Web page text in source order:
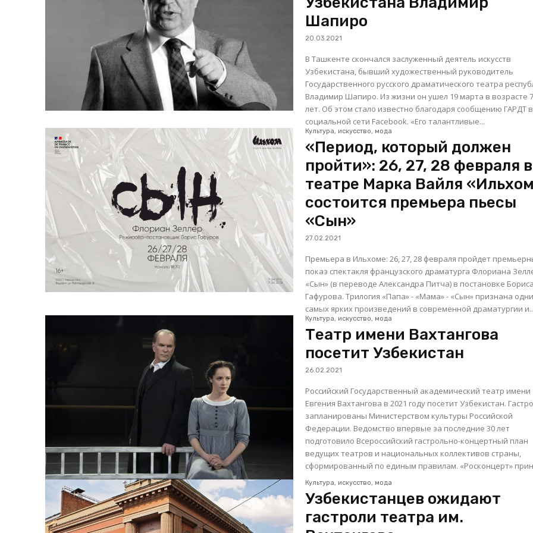
Шапиро
20.03.2021
В Ташкенте скончался заслуженный деятель искусств
Узбекистана, бывший художественный руководитель
Государственного русского драматического театра
Владимир Шапиро. Из жизни он ушел 19 марта в возрасте
лет. Об этом стало известно благодаря сообщению ГАРДТ в
социальной сети Facebook. «Его талантливые...
Культура, искусство, мода
«Период, который должен
пройти»: 26, 27, 28 февраля в
театре Марка Вайля
состоится премьера пьесы
«Сын»
27.02.2021
Премьера в Ильхоме: 26, 27, 28 февраля пройдет
показ спектакля французского драматурга Флориана
«Сын» (в переводе Александра Питча) в постановке Бориса
Гафурова. Трилогия «Папа» - «Мама» - «Сын» признана одним из
самых ярких произведений в современной драматургии
Культура, искусство, мода
Театр имени Вахтангова
посетит Узбекистан
26.02.2021
Российский Государственный академический театр имени
Евгения Вахтангова в 2021 году посетит Узбекистан.
запланированы Министерством культуры Российской
Федерации. Ведомство впервые за последние 30 лет
подготовило Всероссийский гастрольно-концертный план
ведущих театров и национальных коллективов страны,
сформированный по единым правилам. «Росконцерт»
Культура, искусство, мода
Узбекистанцев ожидают
гастроли театра им.